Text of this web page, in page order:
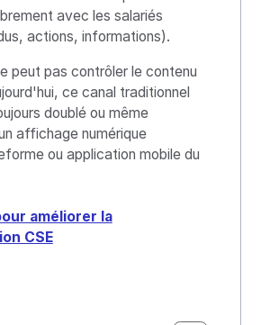
avec les salariés
actions, informations).
peut pas contrôler le contenu
ce canal traditionnel
doublé ou même
affichage numérique
ou application mobile du
améliorer la
CSE